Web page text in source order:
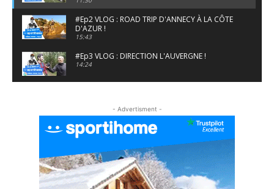
#Ep2 VLOG : ROAD TRIP D'ANNECY À LA CÔTE
D'AZUR !
15:43
#Ep3 VLOG : DIRECTION L'AUVERGNE !
14:24
#EP6 VLOG : SKI & RANDONNÉE DANS LES
ALPES
#EP7 VLOG : DE LA RAQUETTE EN PLEIN MILIEU
DU BEAUFORTAIN
04:09
- Advertisment -